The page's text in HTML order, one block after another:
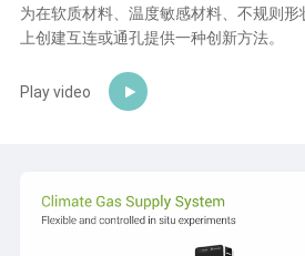
为在软质材料、温度敏感材料、不规则
上创建互连或通孔提供一种创新方法。
Play video